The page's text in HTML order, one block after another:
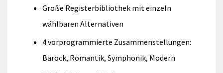
Große Registerbibliothek mit einzeln
wählbaren Alternativen
4 vorprogrammierte Zusammenstellungen:
Barock, Romantik, Symphonik, Modern